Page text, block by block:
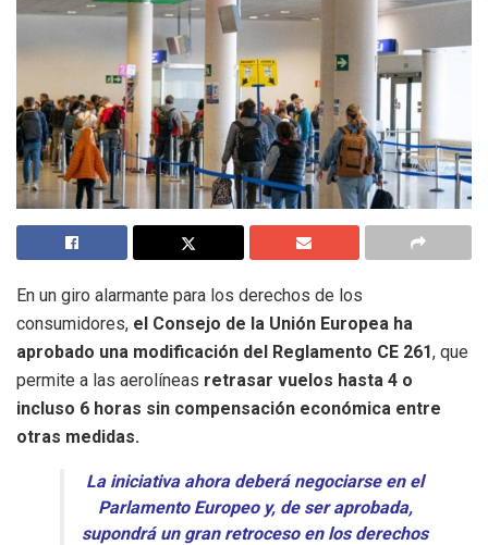
En un giro alarmante para los derechos de los
consumidores, el Consejo de la Unión Europea ha
aprobado una modificación del Reglamento CE 261, que
permite a las aerolíneas retrasar vuelos hasta 4 o
incluso 6 horas sin compensación económica entre
otras medidas.
La iniciativa ahora deberá negociarse en el
Parlamento Europeo y, de ser aprobada,
supondrá un gran retroceso en los derechos